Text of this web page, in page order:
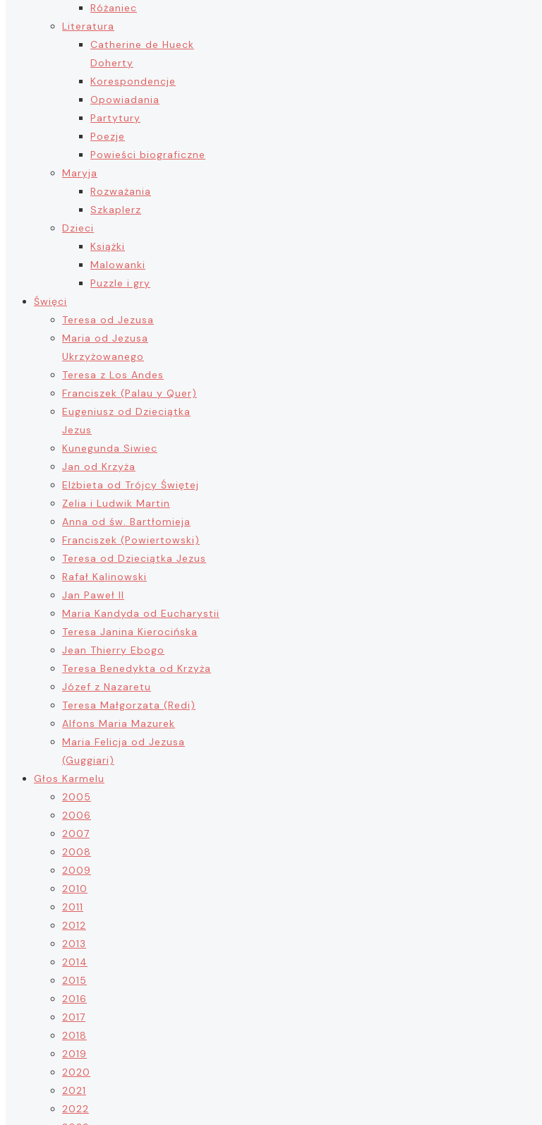
Różaniec
Literatura
Catherine de Hueck
Doherty
Korespondencje
Opowiadania
Partytury
Poezje
Powieści biograficzne
Maryja
Rozważania
Szkaplerz
Dzieci
Książki
Malowanki
Puzzle i gry
Święci
Teresa od Jezusa
Maria od Jezusa
Ukrzyżowanego
Teresa z Los Andes
Franciszek (Palau y Quer)
Eugeniusz od Dzieciątka
Jezus
Kunegunda Siwiec
Jan od Krzyża
Elżbieta od Trójcy Świętej
Zelia i Ludwik Martin
Anna od św. Bartłomieja
Franciszek (Powiertowski)
Teresa od Dzieciątka Jezus
Rafał Kalinowski
Jan Paweł II
Maria Kandyda od Eucharystii
Teresa Janina Kierocińska
Jean Thierry Ebogo
Teresa Benedykta od Krzyża
Józef z Nazaretu
Teresa Małgorzata (Redi)
Alfons Maria Mazurek
Maria Felicja od Jezusa
(Guggiari)
Głos Karmelu
2005
2006
2007
2008
2009
2010
2011
2012
2013
2014
2015
2016
2017
2018
2019
2020
2021
2022